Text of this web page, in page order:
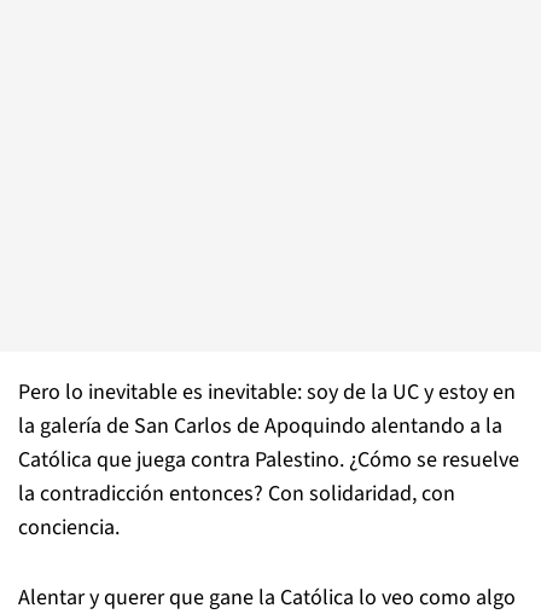
Pero lo inevitable es inevitable: soy de la UC y estoy en
la galería de San Carlos de Apoquindo alentando a la
Católica que juega contra Palestino. ¿Cómo se resuelve
la contradicción entonces? Con solidaridad, con
conciencia.
Alentar y querer que gane la Católica lo veo como algo